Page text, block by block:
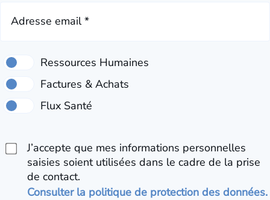
Adresse email *
J’accepte que mes informations personnelles
saisies soient utilisées dans le cadre de la prise
de contact.
Consulter la politique de protection des données.